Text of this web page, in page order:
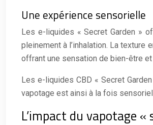
Une expérience sensorielle
Les e-liquides « Secret Garden »
pleinement à l’inhalation. La
offrant une sensation de bien-être
Les e-liquides CBD « Secret
vapotage est ainsi à la fois
L’impact du vapotage